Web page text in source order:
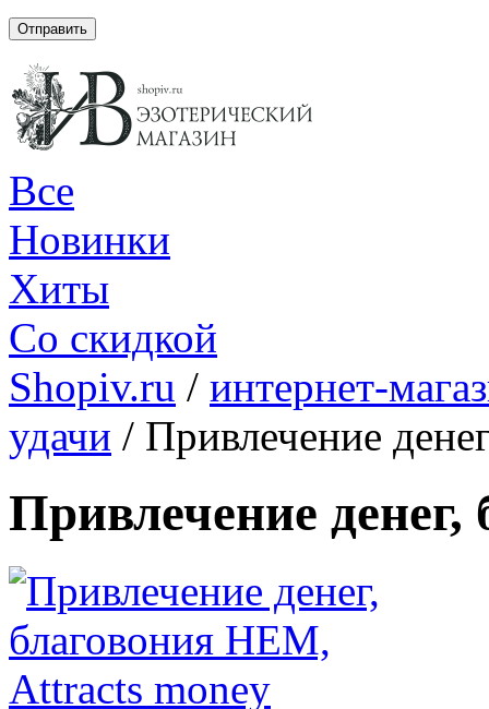
Отправить
Все
Новинки
Хиты
Со скидкой
Shopiv.ru / интернет-
удачи / Привлечение
Привлечение